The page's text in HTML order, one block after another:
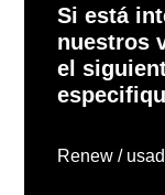
Si está
nuestros
el
Renew /